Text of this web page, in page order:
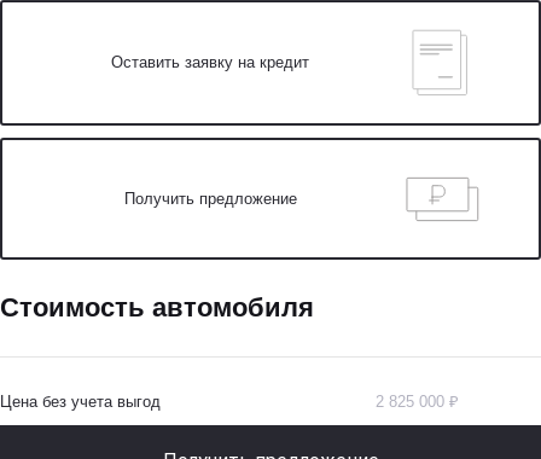
Оставить заявку на кредит
Получить предложение
Стоимость автомобиля
Цена без учета выгод 2 825 000 ₽